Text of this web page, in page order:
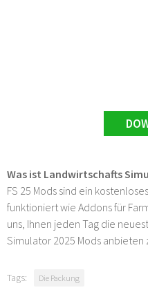
Was ist Landwirtschafts
FS 25 Mods sind ein
funktioniert wie Addons für
uns, Ihnen jeden Tag die
Simulator 2025 Mods anbieten
Tags: Die Packung